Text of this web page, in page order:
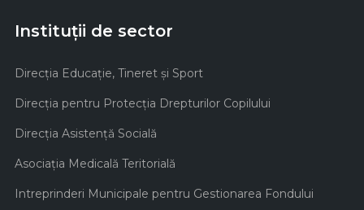
Instituții de sector
Direcţia Educaţie, Tineret şi Sport
Direcţia pentru Protecţia Drepturilor Copilului
Direcţia Asistenţă Socială
Asociaţia Medicală Teritorială
Intreprinderi Municipale pentru Gestionarea Fondului